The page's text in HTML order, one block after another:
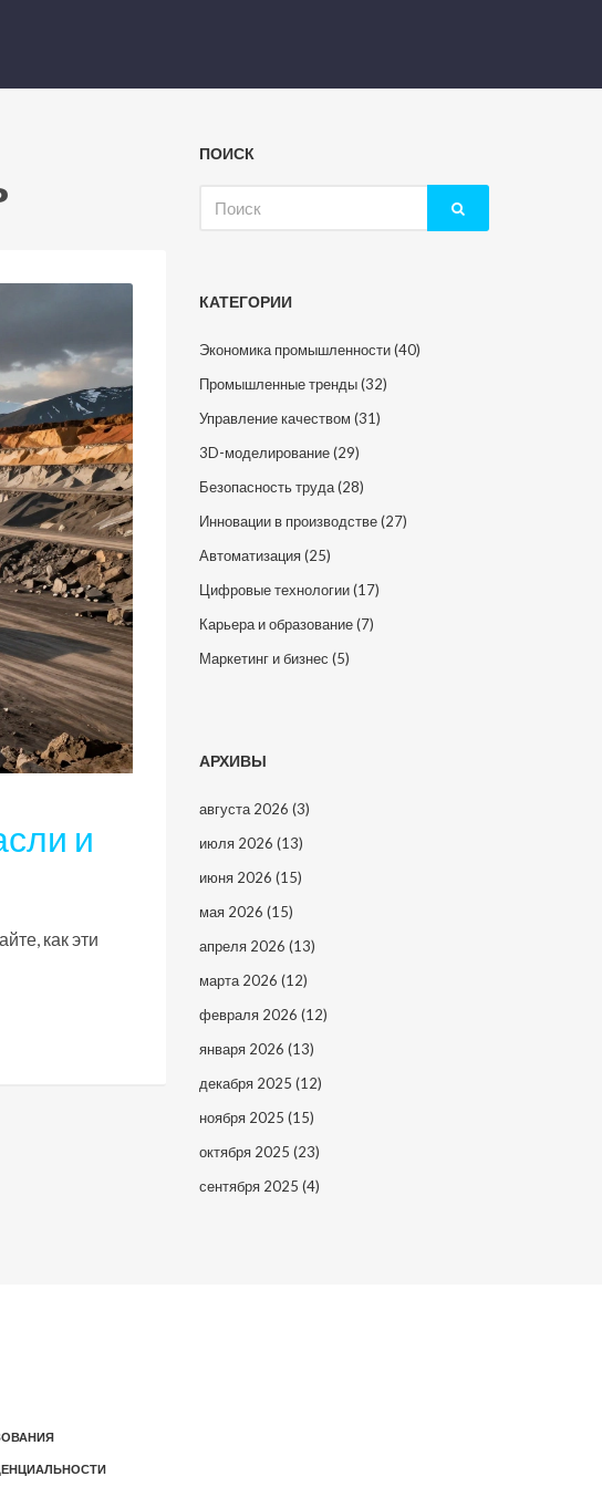
и
как эти
ПОИСК
КАТЕГОРИИ
Экономика промышленности(40)
Промышленные тренды(32)
Управление качеством (31)
3D-моделирование(29)
Безопасность труда(28)
Инновации в производстве(27)
Автоматизация(25)
Цифровые технологии(17)
Карьера и образование(7)
Маркетинг и бизнес (5)
АРХИВЫ
августа 2026 (3)
июля 2026 (13)
июня 2026 (15)
мая 2026 (15)
апреля 2026 (13)
марта 2026 (12)
февраля 2026 (12)
января 2026 (13)
декабря 2025 (12)
ноября 2025 (15)
октября 2025 (23)
сентября 2025 (4)